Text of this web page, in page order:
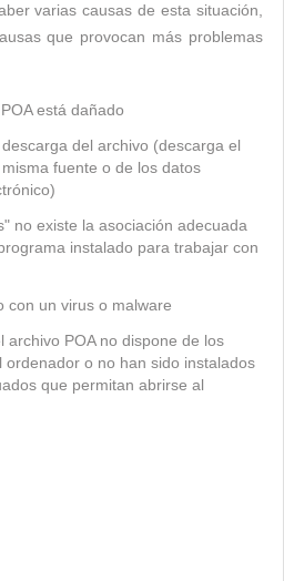
varias causas de esta situación,
que provocan más problemas
está dañado
del archivo (descarga el
fuente o de los datos
no existe la asociación adecuada
instalado para trabajar con
con un virus o malware
archivo POA no dispone de los
ordenador o no han sido instalados
que permitan abrirse al